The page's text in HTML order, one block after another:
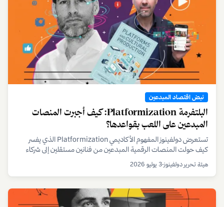
نبض اقتصاد المبدعين
البلتفرمة Platformization: كيف أجبرت المنصات
المبدعين على اللعب بقواعدها؟
تستعرض دولفينوز المفهوم الأكاديمي Platformization الذي يفسر
كيف حولت المنصات الرقمية المبدعين من فنانين مستقلين إلى شركاء
صناع المحتوى في الخليج.
هيئة تحرير دولفينوز•3 يوليو 2026